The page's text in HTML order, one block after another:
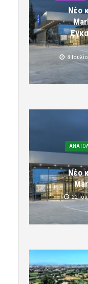
Νέο
8
Νέο
22